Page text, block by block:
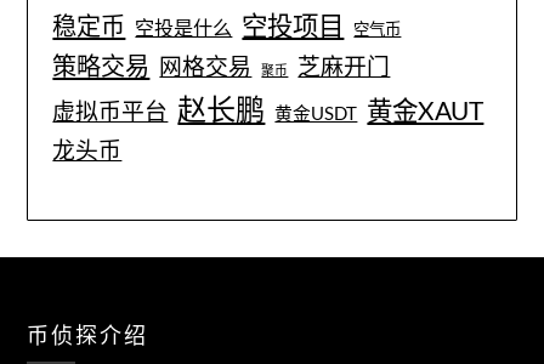
稳定币 空投是什么 空投项目 空气币
策略交易 网格交易 聚币
芝麻开门
虚拟币平台 赵长鹏 黄金USDT 黄金XAUT
龙头币
币侦探介绍